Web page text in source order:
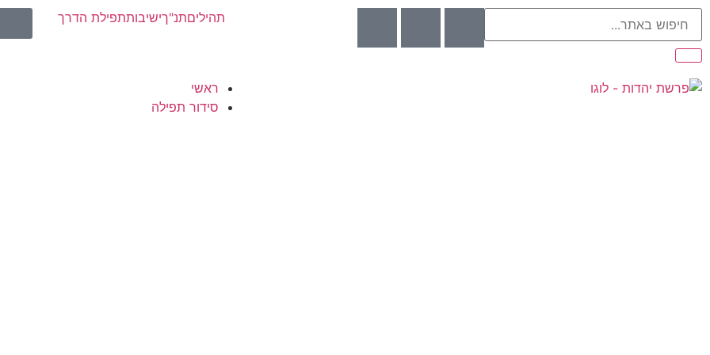
תהיליםתנ"ךישיבותתפילת הדרך
ראשי
סידור תפילה